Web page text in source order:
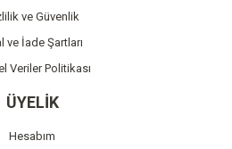
ve Güvenlik
ve İade Şartları
Veriler Politikası
ÜYELİK
Hesabım